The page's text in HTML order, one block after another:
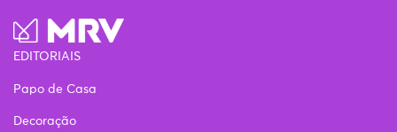
EDITORIAIS
Papo de Casa
Decoração